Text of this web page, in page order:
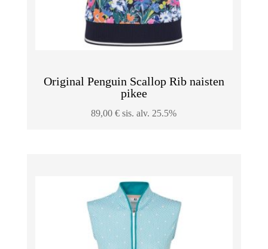
Original Penguin Scallop Rib naisten
pikee
89,00€ sis. alv. 25.5%